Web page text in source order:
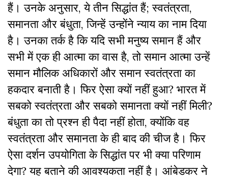
हैं। उनके अनुसार, ये तीन सिद्धांत हैं; स्वतंत्रता,
समानता और बंधुता, जिन्हें उन्होंने न्याय का नाम दिया
है। उनका तर्क है कि यदि सभी मनुष्य समान हैं और
सभी में एक ही आत्मा का वास है, तो समान आत्मा उन्हें
समान मौलिक अधिकारों और समान स्वतंत्रता का
हकदार बनाती है। फिर ऐसा क्यों नहीं हुआ? भारत में
सबको स्वतंत्रता और सबको समानता क्यों नहीं मिली?
बंधुता का तो प्रश्न ही पैदा नहीं होता, क्योंकि वह
स्वतंत्रता और समानता के ही बाद की चीज है। फिर
ऐसा दर्शन उपयोगिता के सिद्धांत पर भी क्या परिणाम
देगा? यह बताने की आवश्यकता नहीं है। आंबेडकर ने